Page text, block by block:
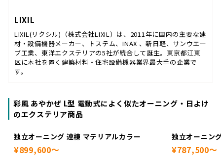
LIXIL
LIXIL(リクシル)（株式会社LIXIL）は、2011年に国内の主要な建
材・設備機器メーカー、トステム、INAX 、新日軽、サンウエー
ブ工業、東洋エクステリアの5社が統合して誕生。東京都江東
区に本社を置く建築材料・住宅設備機器業界最大手の企業で
す。
彩風 あやかぜ L型 電動式によく似たオーニング・日よけ
のエクステリア商品
独立オーニング 連棟 マテリアルカラー
¥899,600～
独立オーニン
¥787,500～